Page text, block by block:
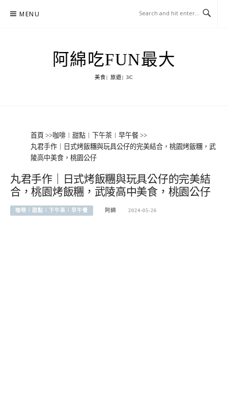
MENU
阿綿吃FUN最大
美食| 旅遊| 3C
首頁 >>咖啡︱甜點︱下午茶︱早午餐 >>
丸君手作｜日式烤飯糰與玩具公仔的完美結合，桃園烤飯糰，武
陵高中美食，桃園公仔
丸君手作｜日式烤飯糰與玩具公仔的完美結
合，桃園烤飯糰，武陵高中美食，桃園公仔
咖啡︱甜點︱下午茶︱早午餐 阿綿 2024-05-26